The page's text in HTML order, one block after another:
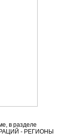
в разделе
- РЕГИОНЫ